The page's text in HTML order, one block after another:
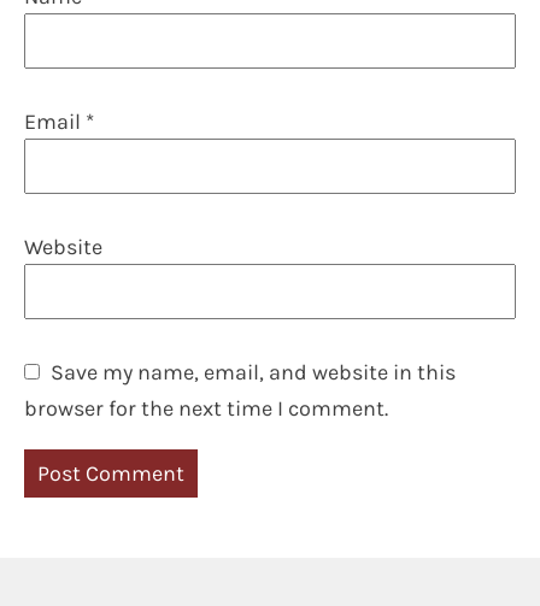
Email *
Website
Save my name, email, and website in this
browser for the next time I comment.